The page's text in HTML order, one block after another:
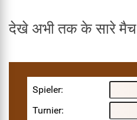
देखे अभी तक के सारे मैच